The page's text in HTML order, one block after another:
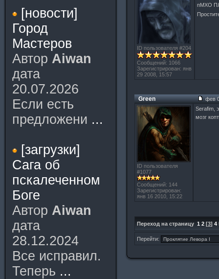
[новости]
Город
Мастеров
Автор Aiwan
дата
20.07.2026
Если есть
предложени ...
[загрузки]
Сага об
пскалеченном
Боге
Автор Aiwan
дата
28.12.2024
Все исправил.
Теперь ...
ID пользователя #204
Сообщений: 1066
Зарегистрирован: янв
29 2008, 15:57
пМХО ПЛ
Green фев
ID пользователя
#1077
Сообщений: 144
Зарегистрирован:
янв 16 2010, 15:22
Serafim,
мозг
Переход на страницу 1 2 [3] 4
Перейти: